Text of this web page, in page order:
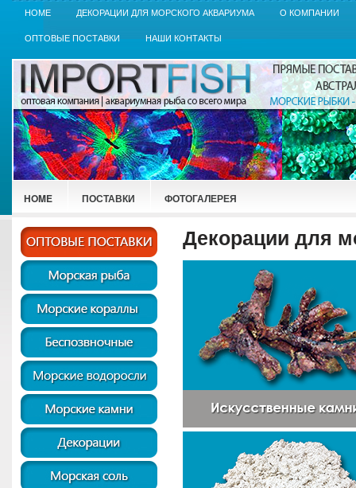
HOME ДЕКОРАЦИИ ДЛЯ МОРСКОГО АКВАРИУМА О КОМПАНИИ
ОПТОВЫЕ ПОСТАВКИ НАШИ КОНТАКТЫ
HOME ПОСТАВКИ ФОТОГАЛЕРЕЯ
Декорации для